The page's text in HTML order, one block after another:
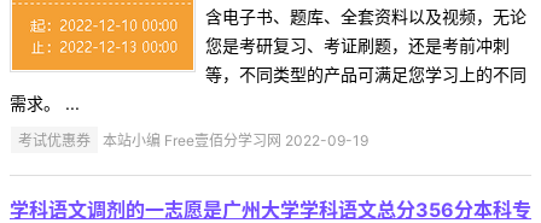
含电子书、题库、全套资料以及视频，无论
您是考研复习、考证刷题，还是考前冲刺
等，不同类型的产品可满足您学习上的不同
需求。 ...
考试优惠券 本站小编 Free壹佰分学习网 2022-09-19
学科语文调剂的一志愿是广州大学学科语文总分356分本科专